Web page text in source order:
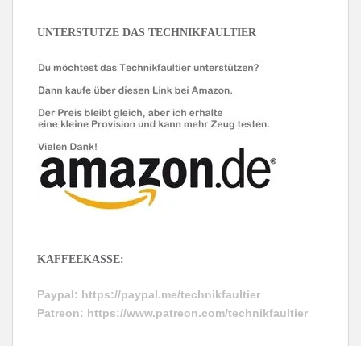
UNTERSTÜTZE DAS TECHNIKFAULTIER
KAFFEEKASSE:
Paypal: https://paypal.me/technikfaultier
Patreon: https://www.patreon.com/technikfaultier